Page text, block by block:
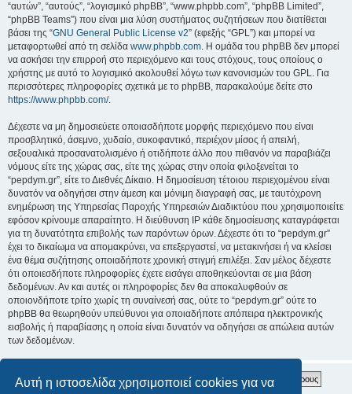
Αυτή η ιστοσελίδα χρησιμοποιεί cookies για να
“αυτών”, “αυτούς”, “λογισμικό phpBB”, “www.phpbb.com”, “phpBB Limited”,
“phpBB Teams”) που είναι μια λύση συστήματος συζητήσεων που διατίθεται
βάσει της “GNU General Public License v2” (εφεξής “GPL”) και μπορεί να
μεταφορτωθεί από τη σελίδα www.phpbb.com. Η ομάδα του phpBB δεν μπορεί
να ασκήσει την επιρροή στο περιεχόμενο και τους στόχους, τους οποίους ο
χρήστης με αυτό το λογισμικό ακολουθεί λόγω των κανονισμών του GPL. Για
περισσότερες πληροφορίες σχετικά με το phpBB, παρακαλούμε δείτε στο
https://www.phpbb.com/.
Δέχεστε να μη δημοσιεύετε οποιασδήποτε μορφής περιεχόμενο που είναι
προσβλητικό, άσεμνο, χυδαίο, συκοφαντικό, περιέχον μίσος ή απειλή,
σεξουαλικά προσανατολισμένο ή οτιδήποτε άλλο που πιθανόν να παραβιάζει
νόμους είτε της χώρας σας, είτε της χώρας στην οποία φιλοξενείται το
“pepdym.gr”, είτε το Διεθνές Δίκαιο. Η δημοσίευση τέτοιου περιεχομένου είναι
δυνατόν να οδηγήσει στην άμεση και μόνιμη διαγραφή σας, με ταυτόχρονη
ενημέρωση της Υπηρεσίας Παροχής Υπηρεσιών Διαδικτύου που χρησιμοποιείτε
εφόσον κρίνουμε απαραίτητο. Η διεύθυνση IP κάθε δημοσίευσης καταγράφεται
για τη δυνατότητα επιβολής των παρόντων όρων. Δέχεστε ότι το “pepdym.gr”
έχει το δικαίωμα να απομακρύνει, να επεξεργαστεί, να μετακινήσει ή να κλείσει
ένα θέμα συζήτησης οποιαδήποτε χρονική στιγμή επιλέξει. Σαν μέλος δέχεστε
ότι οποιεσδήποτε πληροφορίες έχετε εισάγει αποθηκεύονται σε μια βάση
δεδομένων. Αν και αυτές οι πληροφορίες δεν θα αποκαλυφθούν σε
οποιονδήποτε τρίτο χωρίς τη συναίνεσή σας, ούτε το “pepdym.gr” ούτε το
phpBB θα θεωρηθούν υπεύθυνοι για οποιαδήποτε απόπειρα ηλεκτρονικής
εισβολής ή παραβίασης η οποία είναι δυνατόν να οδηγήσει σε απώλεια αυτών
των δεδομένων.